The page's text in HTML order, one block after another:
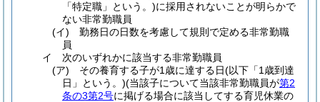
「特定職」という。)に採用されないことが明らかで
ない非常勤職員
(イ)
勤務日の日数を考慮して規則で定める非常勤職
員
イ
次のいずれかに該当する非常勤職員
(ア)
その養育する子が1歳に達する日(以下「1歳到達
日」という。)(当該子について当該非常勤職員が第2
条の3第2号に掲げる場合に該当してする育児休業の